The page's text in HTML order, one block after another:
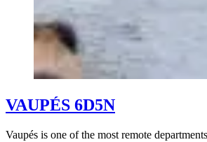
VAUPÉS 6D5N
Vaupés is one of the most remote